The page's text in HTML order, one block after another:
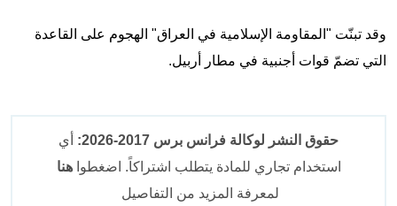
وقد تبنّت "المقاومة الإسلامية في العراق" الهجوم على القاعدة
التي تضمّ قوات أجنبية في مطار أربيل.
حقوق النشر لوكالة فرانس برس 2017-2026:
أي
استخدام تجاري للمادة يتطلب اشتراكاً. اضغطواهنا
لمعرفة المزيد من التفاصيل